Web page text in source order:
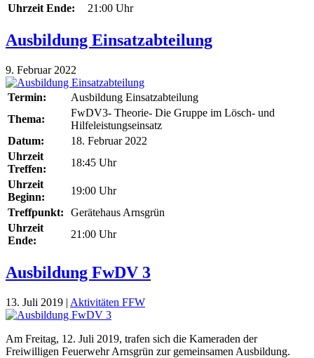
Uhrzeit Ende:
21:00 Uhr
Ausbildung Einsatzabteilung
9. Februar 2022
Termin:
Ausbildung Einsatzabteilung
Thema:
FwDV3- Theorie- Die Gruppe im Lösch- und
Hilfeleistungseinsatz
Datum:
18. Februar 2022
Uhrzeit
Treffen:
18:45 Uhr
Uhrzeit
Beginn:
19:00 Uhr
Treffpunkt:
Gerätehaus Arnsgrün
Uhrzeit
Ende:
21:00 Uhr
Ausbildung FwDV 3
13. Juli 2019 | Aktivitäten FFW
Am Freitag, 12. Juli 2019, trafen sich die Kameraden der
Freiwilligen Feuerwehr Arnsgrün zur gemeinsamen Ausbildung.